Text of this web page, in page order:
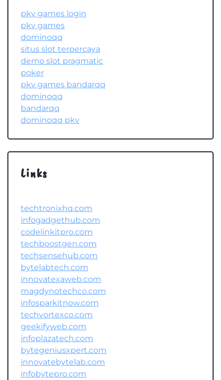
pkv games login
pkv games
dominoqq
situs slot terpercaya
demo slot pragmatic
poker
pkv games bandarqq
dominoqq
bandarqq
dominoqq pkv
Links
techtronixhq.com
infogadgethub.com
codelinkitpro.com
techboostgen.com
techsensehub.com
bytelabtech.com
innovatexaweb.com
magdynotechco.com
infosparkitnow.com
techvortexco.com
geekifyweb.com
infoplazatech.com
bytegeniusxpert.com
innovatebytelab.com
infobytepro.com